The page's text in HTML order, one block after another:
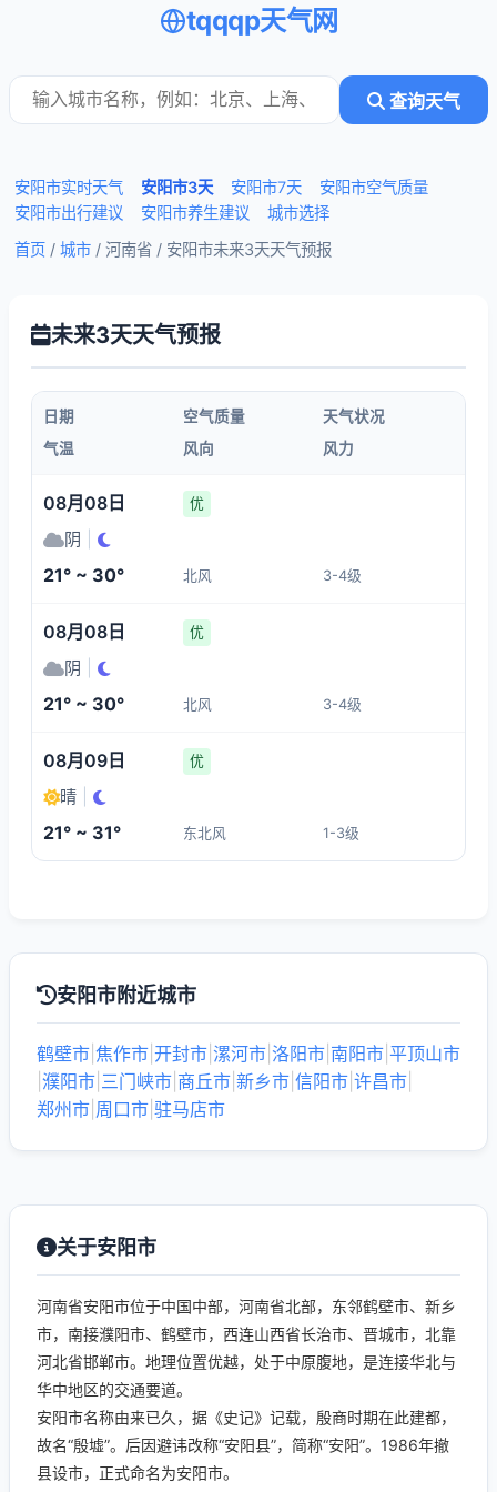
tqqqp天气网
查询天气
安阳市实时天气 安阳市3天 安阳市7天
安阳市空气质量
安阳市出行建议
安阳市养生建议
城市选择
首页 / 城市 / 河南省 / 安阳市未来3天天气预报
未来3天天气预报
日期 空气质量
天气状况
气温
风向 风力
08月08日 优
阴
21° ~ 30° 北风 3-4级
08月08日 优
阴
21° ~ 30° 北风 3-4级
08月09日 优
晴
21° ~ 31° 东北风 1-3级
安阳市附近城市
鹤壁市 焦作市 开封市 漯河市 洛阳市 南阳市 平顶山市
濮阳市 三门峡市 商丘市 新乡市 信阳市 许昌市
郑州市 周口市 驻马店市
关于安阳市
河南省安阳市位于中国中部，河南省北部，东邻鹤壁市、新乡
市，南接濮阳市、鹤壁市，西连山西省长治市、晋城市，北靠
河北省邯郸市。地理位置优越，处于中原腹地，是连接华北与
华中地区的交通要道。
安阳市名称由来已久，据《史记》记载，殷商时期在此建都，
故名“殷墟”。后因避讳改称“安阳县”，简称“安阳”。1986年撤
县设市，正式命名为安阳市。